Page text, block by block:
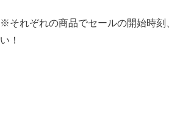
※それぞれの商品でセールの開始時刻
い！